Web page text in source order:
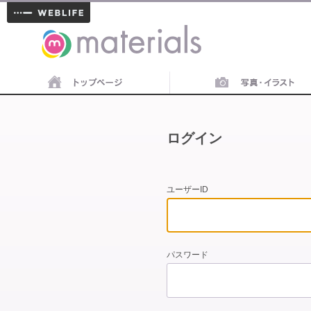
materials
ログイン
ユーザーID
パスワード